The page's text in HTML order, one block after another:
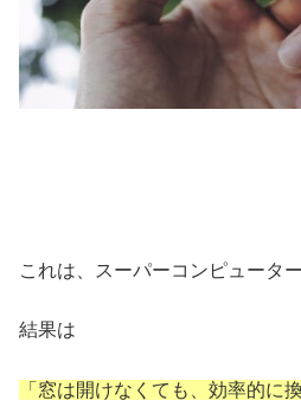
これは、スーパーコンピュータ
結果は
「窓は開けなくても、効率的に